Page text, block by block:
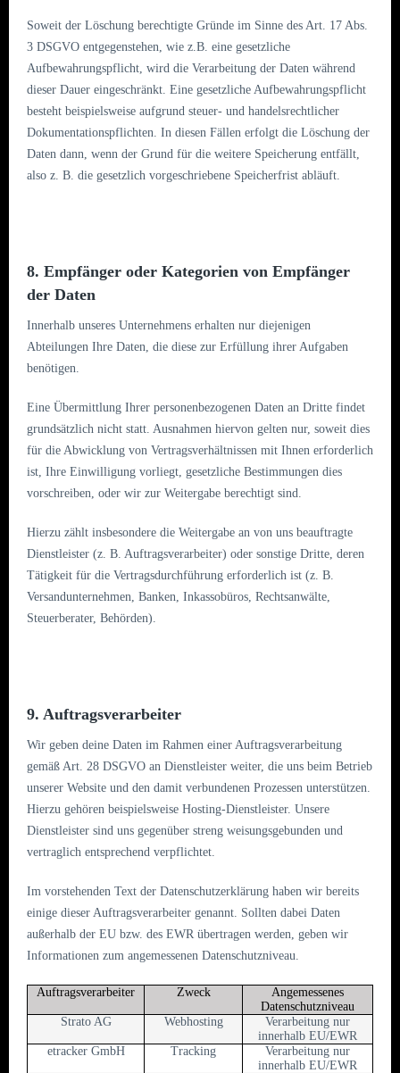
Soweit der Löschung berechtigte Gründe im Sinne des Art. 17 Abs.
3 DSGVO entgegenstehen, wie z.B. eine gesetzliche
Aufbewahrungspflicht, wird die Verarbeitung der Daten während
dieser Dauer eingeschränkt. Eine gesetzliche Aufbewahrungspflicht
besteht beispielsweise aufgrund steuer- und handelsrechtlicher
Dokumentationspflichten. In diesen Fällen erfolgt die Löschung der
Daten dann, wenn der Grund für die weitere Speicherung entfällt,
also z. B. die gesetzlich vorgeschriebene Speicherfrist abläuft.
8. Empfänger oder Kategorien von Empfänger
der Daten
Innerhalb unseres Unternehmens erhalten nur diejenigen
Abteilungen Ihre Daten, die diese zur Erfüllung ihrer Aufgaben
benötigen.
Eine Übermittlung Ihrer personenbezogenen Daten an Dritte findet
grundsätzlich nicht statt. Ausnahmen hiervon gelten nur, soweit dies
für die Abwicklung von Vertragsverhältnissen mit Ihnen erforderlich
ist, Ihre Einwilligung vorliegt, gesetzliche Bestimmungen dies
vorschreiben, oder wir zur Weitergabe berechtigt sind.
Hierzu zählt insbesondere die Weitergabe an von uns beauftragte
Dienstleister (z. B. Auftragsverarbeiter) oder sonstige Dritte, deren
Tätigkeit für die Vertragsdurchführung erforderlich ist (z. B.
Versandunternehmen, Banken, Inkassobüros, Rechtsanwälte,
Steuerberater, Behörden).
9. Auftragsverarbeiter
Wir geben deine Daten im Rahmen einer Auftragsverarbeitung
gemäß Art. 28 DSGVO an Dienstleister weiter, die uns beim Betrieb
unserer Website und den damit verbundenen Prozessen unterstützen.
Hierzu gehören beispielsweise Hosting-Dienstleister. Unsere
Dienstleister sind uns gegenüber streng weisungsgebunden und
vertraglich entsprechend verpflichtet.
Im vorstehenden Text der Datenschutzerklärung haben wir bereits
einige dieser Auftragsverarbeiter genannt. Sollten dabei Daten
außerhalb der EU bzw. des EWR übertragen werden, geben wir
Informationen zum angemessenen Datenschutzniveau.
Auftragsverarbeiter Zweck
Angemessenes
Datenschutzniveau
Strato AG
Webhosting
Verarbeitung nur
innerhalb EU/EWR
etracker GmbH
Tracking
Verarbeitung nur
innerhalb EU/EWR